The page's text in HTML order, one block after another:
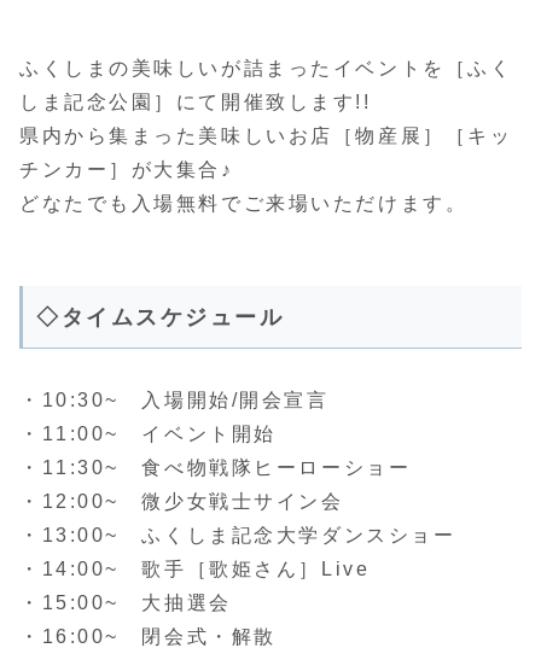
ふくしまの美味しいが詰まったイベントを［ふく
しま記念公園］にて開催致します!!
県内から集まった美味しいお店［物産展］［キッ
チンカー］が大集合♪
どなたでも入場無料でご来場いただけます。
◇タイムスケジュール
・10:30~ 入場開始/開会宣言
・11:00~ イベント開始
・11:30~ 食べ物戦隊ヒーローショー
・12:00~ 微少女戦士サイン会
・13:00~ ふくしま記念大学ダンスショー
・14:00~ 歌手［歌姫さん］Live
・15:00~ 大抽選会
・16:00~ 閉会式・解散